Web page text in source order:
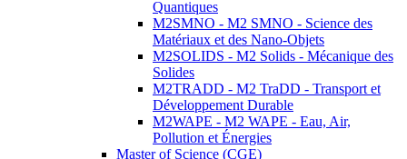
Quantiques
M2SMNO - M2 SMNO - Science des
Matériaux et des Nano-Objets
M2SOLIDS - M2 Solids - Mécanique des
Solides
M2TRADD - M2 TraDD - Transport et
Développement Durable
M2WAPE - M2 WAPE - Eau, Air,
Pollution et Énergies
Master of Science (CGE)